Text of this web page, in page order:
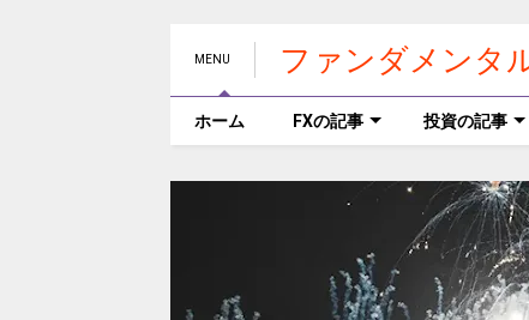
MENU ファンダメンタ
ホーム FXの記事 投資の記事